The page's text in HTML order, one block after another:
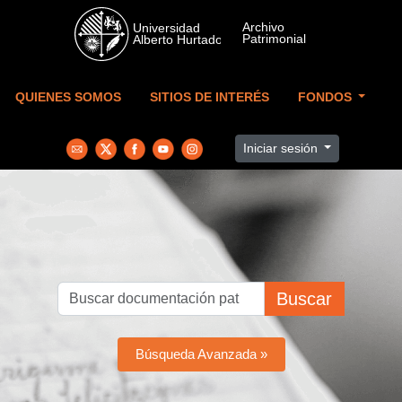
Skip to main content
QUIENES SOMOS SITIOS DE INTERÉS FONDOS
Iniciar sesión
Buscar
Búsqueda Avanzada »